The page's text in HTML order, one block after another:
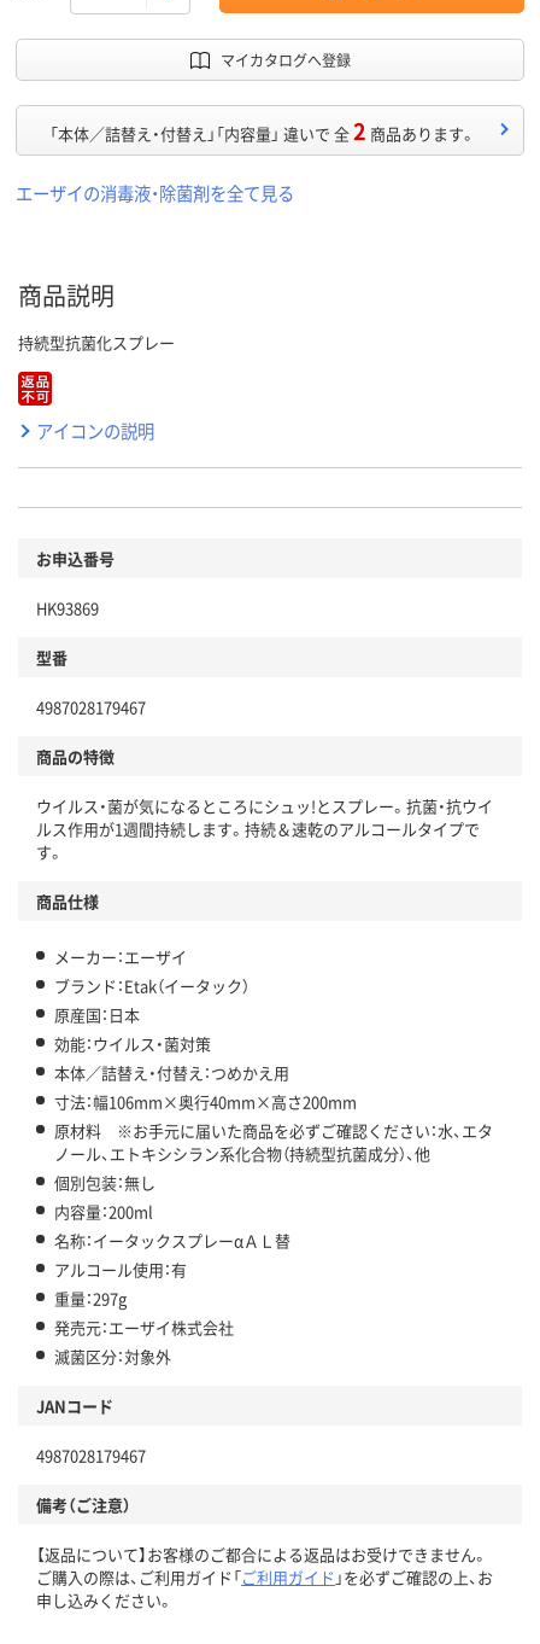
マイカタログへ登録
「本体／詰替え・付替え」「内容量」 違いで 全2 商品あります。
エーザイの消毒液・除菌剤を全て見る
商品説明
持続型抗菌化スプレー
アイコンの説明
お申込番号
HK93869
型番
4987028179467
商品の特徴
ウイルス・菌が気になるところにシュッ!とスプレー。抗菌・抗ウイ
ルス作用が1週間持続します。持続＆速乾のアルコールタイプで
す。
商品仕様
メーカー：エーザイ
ブランド：Etak（イータック）
原産国：日本
効能：ウイルス・菌対策
本体／詰替え・付替え：つめかえ用
寸法：幅106mm×奥行40mm×高さ200mm
原材料 ※お手元に届いた商品を必ずご確認ください：水、エタ
ノール、エトキシシラン系化合物（持続型抗菌成分）、他
個別包装：無し
内容量：200ml
名称：イータックスプレーαＡＬ替
アルコール使用：有
重量：297g
発売元：エーザイ株式会社
滅菌区分：対象外
JANコード
4987028179467
備考（ご注意）
【返品について】お客様のご都合による返品はお受けできません。
ご購入の際は、ご利用ガイド「ご利用ガイド 」を必ずご確認の上、お
申し込みください。